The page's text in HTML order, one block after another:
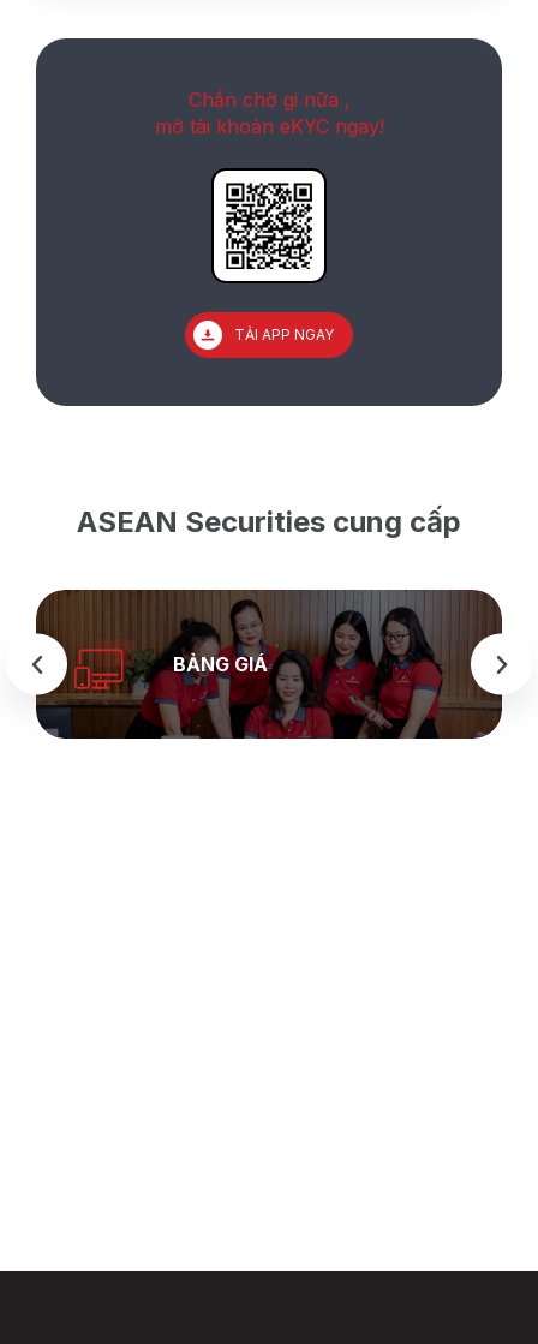
Chần chờ gi nữa ,
mở tài khoản eKYC ngay!
TẢI APP NGAY
ASEAN Securities cung cấp
BẢNG GIÁ